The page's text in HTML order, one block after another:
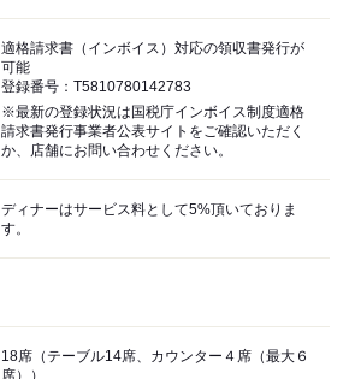
適格請求書（インボイス）対応の領収書発行が
可能
登録番号：T5810780142783
※最新の登録状況は国税庁インボイス制度適格
請求書発行事業者公表サイトをご確認いただく
か、店舗にお問い合わせください。
ディナーはサービス料として5%頂いておりま
す。
18席（テーブル14席、カウンター４席（最大６
席））